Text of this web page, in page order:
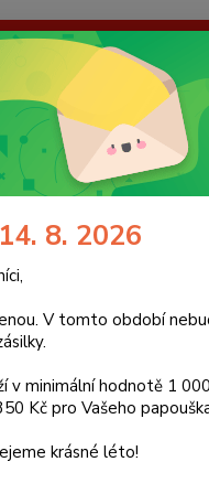
zásilky. Pokud
Děkujeme za
(Po-
tyčinky,
8. 2026
V tomto období
minimální hodnotě 1
Kč pro Vašeho
krásné léto!